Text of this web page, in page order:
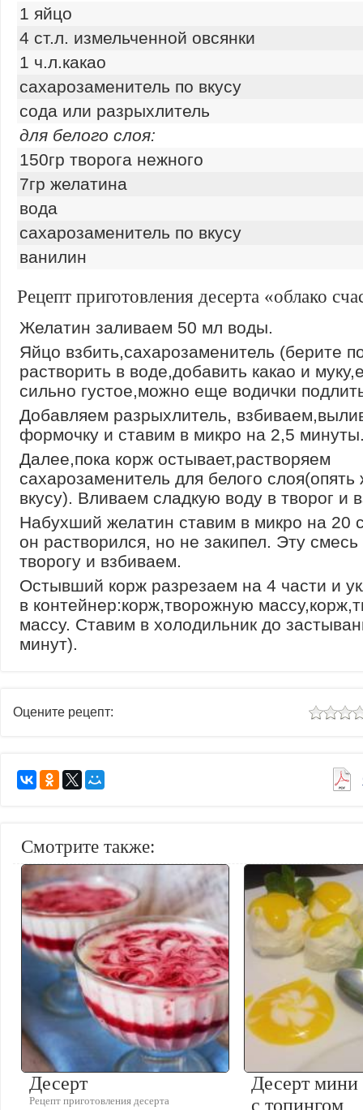
1 яйцо
4 ст.л. измельченной овсянки
1 ч.л.какао
сахарозаменитель по вкусу
сода или разрыхлитель
для белого слоя:
150гр творога нежного
7гр желатина
вода
сахарозаменитель по вкусу
ванилин
Рецепт приготовления десерта «облако
Желатин заливаем 50 мл воды.
Яйцо взбить,сахарозаменитель (берите
растворить в воде,добавить какао и
сильно густое,можно еще водички
Добавляем разрыхлитель,
формочку и ставим в микро на 2,5
Далее,пока корж остывает,растворяем
сахарозаменитель для белого слоя(опять
вкусу). Вливаем сладкую воду в творог и
Набухший желатин ставим в микро на 20
он растворился, но не закипел. Эту
творогу и взбиваем.
Остывший корж разрезаем на 4 части и
в контейнер:корж,творожную
массу. Ставим в холодильник до
минут).
Оцените рецепт:
Смотрите также:
Десерт
Рецепт приготовления десерта
Десерт мини
с топингом